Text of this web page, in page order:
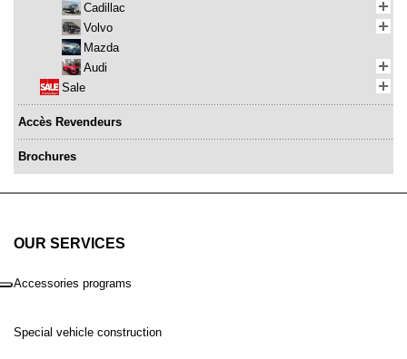
Cadillac
Volvo
Mazda
Audi
Sale
Accès Revendeurs
Brochures
OUR SERVICES
Accessories programs
Special vehicle construction